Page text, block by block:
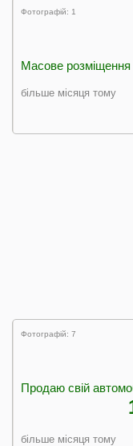
Фотографій: 1
Масове розміщення
більше місяця тому
Фотографій: 7
Продаю свій
більше місяця тому